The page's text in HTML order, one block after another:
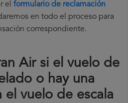
el formulario de reclamación
en todo el proceso para
correspondiente.
Air si el vuelo de
o hay una
el vuelo de escala